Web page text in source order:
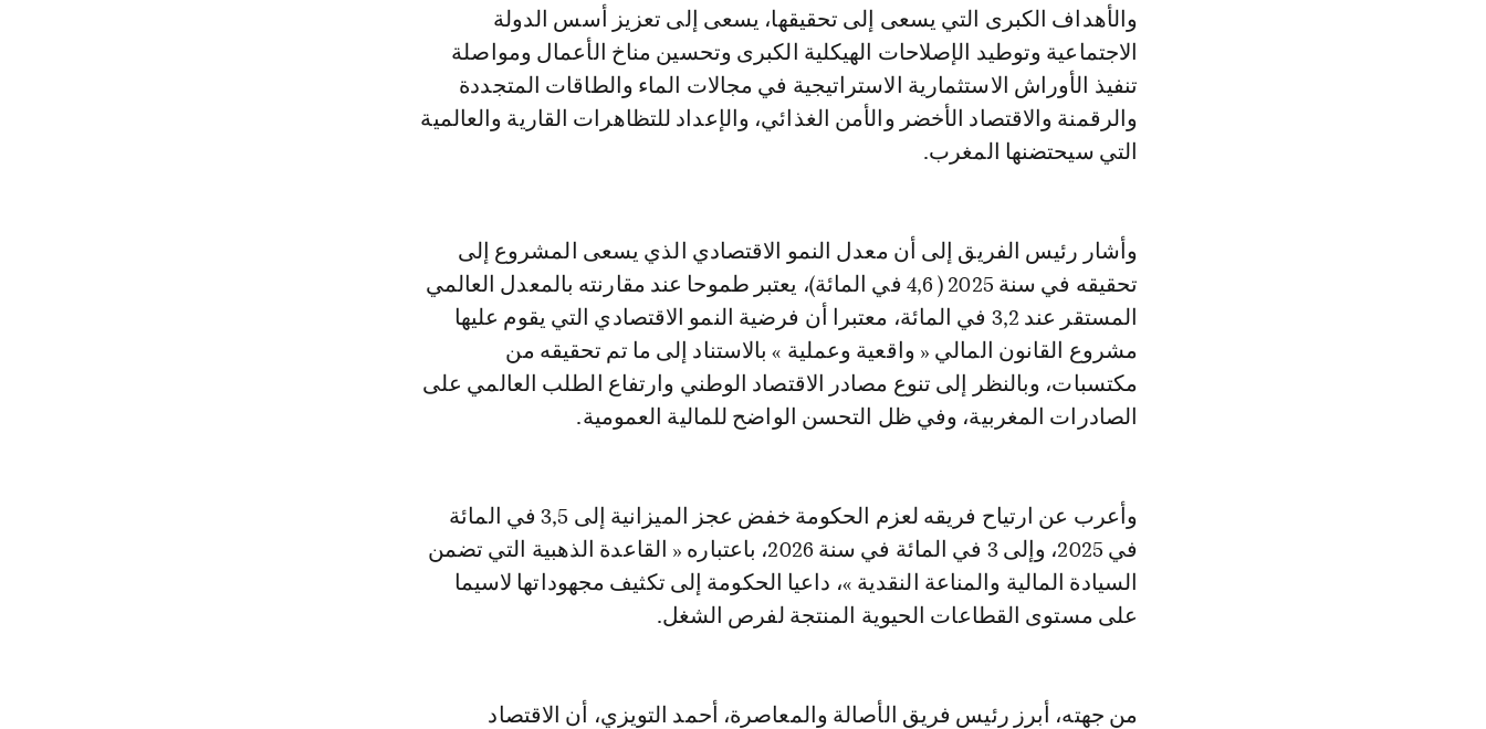
والأهداف الكبرى التي يسعى إلى تحقيقها، يسعى إلى تعزيز أسس الدولة
الاجتماعية وتوطيد الإصلاحات الهيكلية الكبرى وتحسين مناخ الأعمال ومواصلة
تنفيذ الأوراش الاستثمارية الاستراتيجية في مجالات الماء والطاقات المتجددة
والرقمنة والاقتصاد الأخضر والأمن الغذائي، والإعداد للتظاهرات القارية والعالمية
التي سيحتضنها المغرب.
وأشار رئيس الفريق إلى أن معدل النمو الاقتصادي الذي يسعى المشروع إلى
تحقيقه في سنة 2025 ( 4,6 في المائة)، يعتبر طموحا عند مقارنته بالمعدل العالمي
المستقر عند 3,2 في المائة، معتبرا أن فرضية النمو الاقتصادي التي يقوم عليها
مشروع القانون المالي « واقعية وعملية » بالاستناد إلى ما تم تحقيقه من
مكتسبات، وبالنظر إلى تنوع مصادر الاقتصاد الوطني وارتفاع الطلب العالمي على
الصادرات المغربية، وفي ظل التحسن الواضح للمالية العمومية.
وأعرب عن ارتياح فريقه لعزم الحكومة خفض عجز الميزانية إلى 3,5 في المائة
في 2025، وإلى 3 في المائة في سنة 2026، باعتباره « القاعدة الذهبية التي تضمن
السيادة المالية والمناعة النقدية »، داعيا الحكومة إلى تكثيف مجهوداتها لاسيما
على مستوى القطاعات الحيوية المنتجة لفرص الشغل.
من جهته، أبرز رئيس فريق الأصالة والمعاصرة، أحمد التويزي، أن الاقتصاد